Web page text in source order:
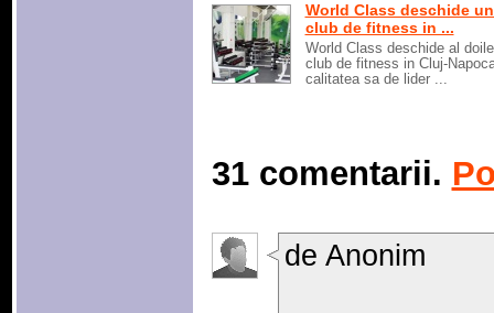
World Class deschide
club de fitness in ...
World Class deschide al
club de fitness in Cluj-
calitatea sa de lider ...
31 comentarii.
de Anonim